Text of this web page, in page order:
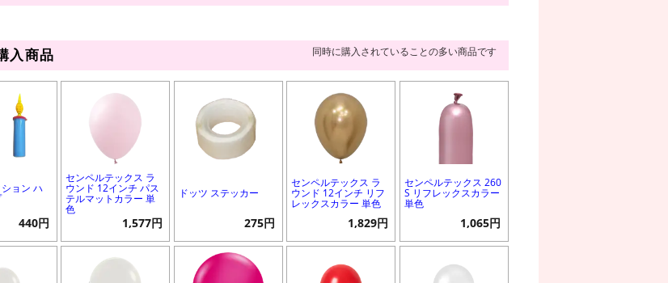
入商品 同時に購入されていることの多い商品です
ョン ハ
440円
センペルテックス ラ
ウンド 12インチ パス
テルマットカラー 単
色
1,577円
ドッツ ステッカー
275円
センペルテックス ラ
ウンド 12インチ リフ
レックスカラー 単色
1,829円
センペルテックス 260
S リフレックスカラー
単色
1,065円